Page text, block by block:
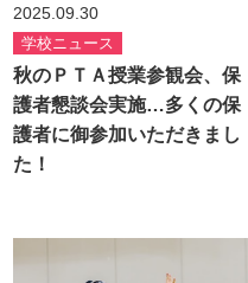
2025.09.30
学校ニュース
秋のＰＴＡ授業参観会、保
護者懇談会実施…多くの保
護者に御参加いただきまし
た！